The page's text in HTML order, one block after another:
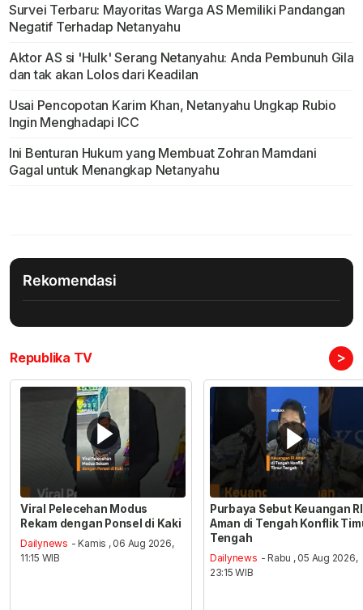
Survei Terbaru: Mayoritas Warga AS Memiliki Pandangan
Negatif Terhadap Netanyahu
Aktor AS si 'Hulk' Serang Netanyahu: Anda Pembunuh Gila
dan tak akan Lolos dari Keadilan
Usai Pencopotan Karim Khan, Netanyahu Ungkap Rubio
Ingin Menghadapi ICC
Ini Benturan Hukum yang Membuat Zohran Mamdani
Gagal untuk Menangkap Netanyahu
Rekomendasi
Republika TV >
Viral Pelecehan Modus
Rekam dengan Ponsel di Kaki
Dailynews - Kamis , 06 Aug 2026,
11:15 WIB
Purbaya Sebut Keuangan RI
Aman di Tengah Konflik
Tengah
Dailynews - Rabu , 05 Aug 2026,
23:15 WIB